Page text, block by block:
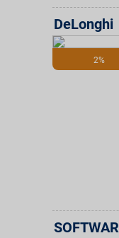
2%
DeLonghi